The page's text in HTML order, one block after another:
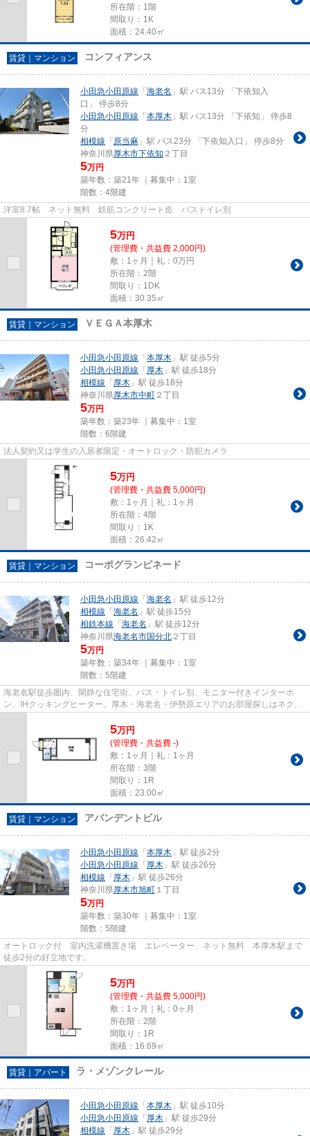
所在階：1階
間取り：1K
面積：24.40㎡
賃貸｜マンション コンフィアンス
小田急小田原線 「海老名 」駅 バス13分 「下依知入
口」 停歩8分
小田急小田原線 「本厚木 」駅 バス13分 「下依知」 停歩8
分
相模線 「原当麻 」駅 バス23分 「下依知入口」 停歩8分
神奈川県厚木市下依知 ２丁目
5万円
築年数：築21年 ｜募集中： 1室
階数：4階建
洋室8.7帖 ネット無料 鉄筋コンクリート造 バストイレ別
5万円
(管理費・共益費 2,000円)
敷：1ヶ月｜礼：0万円
所在階：2階
間取り：1DK
面積：30.35㎡
賃貸｜マンション ＶＥＧＡ本厚木
小田急小田原線 「本厚木 」駅 徒歩5分
小田急小田原線 「厚木 」駅 徒歩18分
相模線 「厚木 」駅 徒歩18分
神奈川県厚木市中町 ２丁目
5万円
築年数：築23年 ｜募集中： 1室
階数：6階建
法人契約又は学生の入居者限定・オートロック・防犯カメラ
5万円
(管理費・共益費 5,000円)
敷：1ヶ月｜礼：1ヶ月
所在階：4階
間取り：1K
面積：26.42㎡
賃貸｜マンション コーポグランピネード
小田急小田原線 「海老名 」駅 徒歩12分
相模線 「海老名 」駅 徒歩15分
相鉄本線 「海老名 」駅 徒歩12分
神奈川県海老名市国分北 ２丁目
5万円
築年数：築34年 ｜募集中： 1室
階数：5階建
海老名駅徒歩圏内、閑静な住宅街、バス・トイレ別、モニター付きインターホ
ン、IHクッキングヒーター。厚木・海老名・伊勢原エリアのお部屋探しはネクス
テージにおまかせください。
5万円
(管理費・共益費 -)
敷：1ヶ月｜礼：1ヶ月
所在階：3階
間取り：1R
面積：23.00㎡
賃貸｜マンション アバンデントビル
小田急小田原線 「本厚木 」駅 徒歩2分
小田急小田原線 「厚木 」駅 徒歩26分
相模線 「厚木 」駅 徒歩26分
神奈川県厚木市旭町 １丁目
5万円
築年数：築30年 ｜募集中： 1室
階数：5階建
オートロック付 室内洗濯機置き場 エレベーター ネット無料 本厚木駅まで
徒歩2分の好立地です。
5万円
(管理費・共益費 5,000円)
敷：1ヶ月｜礼：0ヶ月
所在階：2階
間取り：1R
面積：16.69㎡
賃貸｜アパート ラ・メゾンクレール
小田急小田原線 「本厚木 」駅 徒歩10分
小田急小田原線 「厚木 」駅 徒歩29分
相模線 「厚木 」駅 徒歩29分